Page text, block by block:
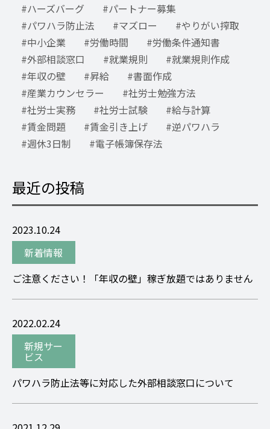
ハーズバーグ
パートナー募集
パワハラ防止法
マズロー
やりがい搾取
中小企業
労働時間
労働条件通知書
外部相談窓口
就業規則
就業規則作成
年収の壁
昇給
書面作成
産業カウンセラー
社労士勉強方法
社労士実務
社労士試験
給与計算
賃金問題
賃金引き上げ
逆パワハラ
週休3日制
電子帳簿保存法
最近の投稿
2023.10.24
新着情報
ご注意ください！「年収の壁」稼ぎ放題ではありません
2022.02.24
新規サー
ビス
パワハラ防止法等に対応した外部相談窓口について